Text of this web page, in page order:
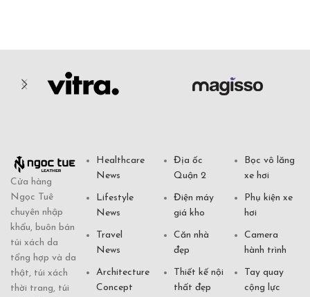
Cửa hàng
Ngọc Tuê
chuyên nhập
khẩu, buôn bán
túi xách da
tổng hợp và da
thật, túi xách
thời trang, túi
Healthcare
News
Lifestyle
News
Travel
News
Architecture
Concept
Địa ốc
Quận 2
Điện máy
giá kho
Căn nhà
đẹp
Thiết kế nội
thất đẹp
Bọc vô lăng
xe hơi
Phụ kiện xe
hơi
Camera
hành trình
Tay quay
cộng lực